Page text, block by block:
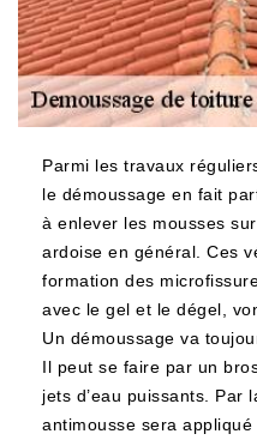
Parmi les travaux
le démoussage en fait
à enlever les mousses
ardoise en général. Ces
formation des
avec le gel et le dégel,
Un démoussage va
Il peut se faire par un
jets d’eau puissants. Par
antimousse sera